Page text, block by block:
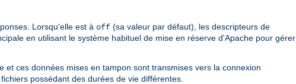
Lorsqu'elle est à off (sa valeur par défaut), les descripteurs de
en utilisant le système habituel de mise en réserve d'Apache pour gérer
et ces données mises en tampon sont transmises vers la connexion
possédant des durées de vie différentes.